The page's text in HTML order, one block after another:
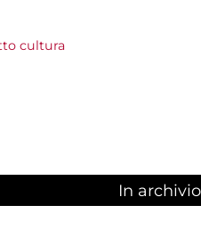
cultura
In archivio